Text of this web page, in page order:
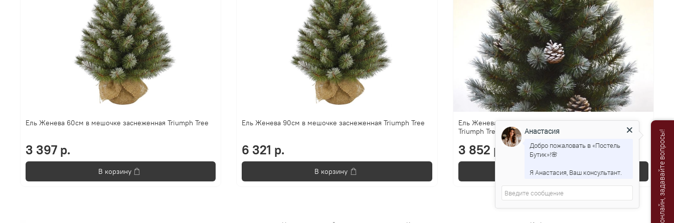
Ель Женева 60см в мешочке заснеженная Triumph Tree
3 397 р.
В корзину
Ель Женева 90см в мешочке заснеженная Triumph Tree
6 321 р.
В корзину
Ель Женева 60см с шишками в мешочке заснеженная
Triumph Tree
3 852 р.
В корзину Мы онлайн, задавайте вопросы!
Анастасия
Добро пожаловать в «Постель
Бутик»!🌸
Я Анастасия, Ваш консультант.